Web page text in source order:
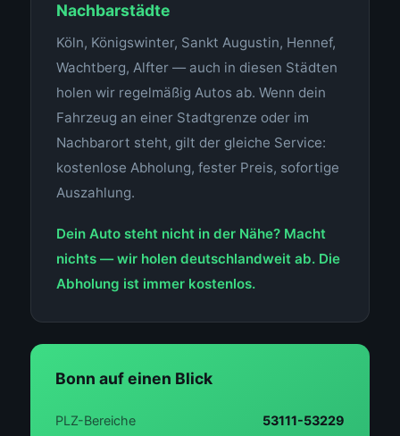
Nachbarstädte
Köln, Königswinter, Sankt Augustin, Hennef,
Wachtberg, Alfter — auch in diesen Städten
holen wir regelmäßig Autos ab. Wenn dein
Fahrzeug an einer Stadtgrenze oder im
Nachbarort steht, gilt der gleiche Service:
kostenlose Abholung, fester Preis, sofortige
Auszahlung.
Dein Auto steht nicht in der Nähe? Macht
nichts — wir holen deutschlandweit ab. Die
Abholung ist immer kostenlos.
Bonn auf einen Blick
PLZ-Bereiche 53111-53229